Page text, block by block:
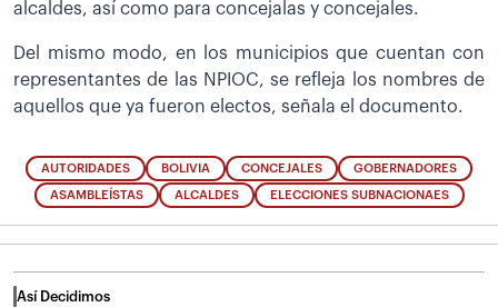
alcaldes, así como para concejalas y concejales.
Del mismo modo, en los municipios que cuentan con
representantes de las NPIOC, se refleja los nombres de
aquellos que ya fueron electos, señala el documento.
AUTORIDADES BOLIVIA CONCEJALES GOBERNADORES
ASAMBLEÍSTAS ALCALDES ELECCIONES SUBNACIONAES
Así Decidimos